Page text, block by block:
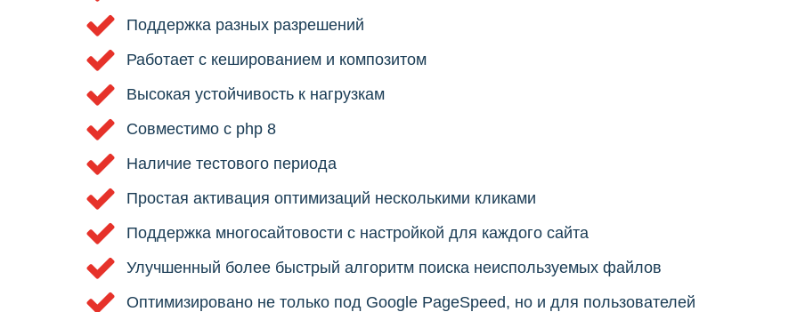
Поддержка разных разрешений
Работает с кешированием и композитом
Высокая устойчивость к нагрузкам
Совместимо с php 8
Наличие тестового периода
Простая активация оптимизаций несколькими кликами
Поддержка многосайтовости с настройкой для каждого сайта
Улучшенный более быстрый алгоритм поиска неиспользуемых файлов
Оптимизировано не только под Google PageSpeed, но и для пользователей